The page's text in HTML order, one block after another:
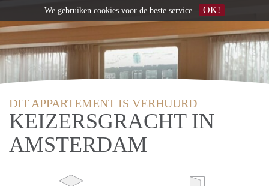
DIT APPARTEMENT IS VERHUURD
KEIZERSGRACHT IN
AMSTERDAM
We gebruiken cookies voor de beste service OK!